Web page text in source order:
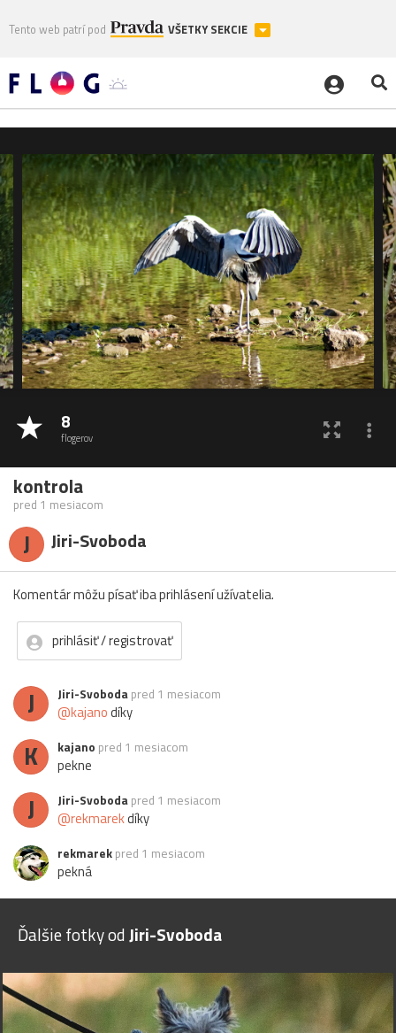
Tento web patrí pod VŠETKY SEKCIE
8
flogerov
kontrola
pred 1 mesiacom
J Jiri-Svoboda
Komentár môžu písať iba prihlásení užívatelia.
prihlásiť / registrovať
J Jiri-Svoboda pred 1 mesiacom
@kajanodíky
K kajano pred 1 mesiacom
pekne
J Jiri-Svoboda pred 1 mesiacom
@rekmarekdíky
rekmarek pred 1 mesiacom
pekná
Ďalšie fotky odJiri-Svoboda